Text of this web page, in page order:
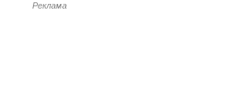
Реклама